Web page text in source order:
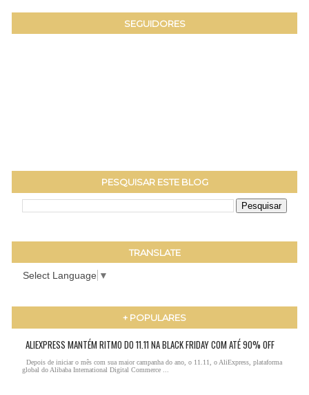
SEGUIDORES
PESQUISAR ESTE BLOG
TRANSLATE
Select Language ▼
+ POPULARES
ALIEXPRESS MANTÉM RITMO DO 11.11 NA BLACK FRIDAY COM ATÉ 90% OFF
Depois de iniciar o mês com sua maior campanha do ano, o 11.11, o AliExpress, plataforma
global do Alibaba International Digital Commerce ...